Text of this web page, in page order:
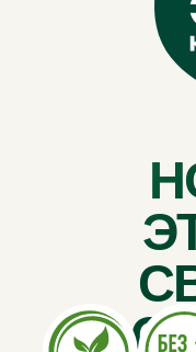
Выращиваем
современных
расположены в
Это позволяет
поставки и